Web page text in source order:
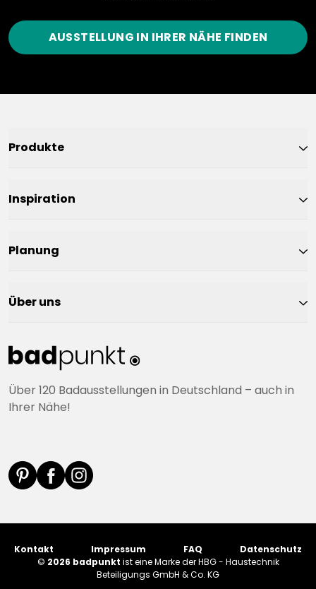
AUSSTELLUNG IN IHRER NÄHE FINDEN
Über 120 Badausstellungen in Deutschland – auch in
Ihrer Nähe!
Produkte
Inspiration
Planung
Über uns
© 2026 badpunkt ist eine Marke der HBG - Haustechnik
Beteiligungs GmbH & Co. KG
Kontakt Impressum FAQ Datenschutz